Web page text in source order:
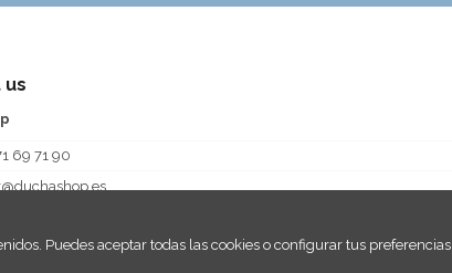
us
69 71 90
Puedes aceptar todas las cookies o configurar tus preferencias.